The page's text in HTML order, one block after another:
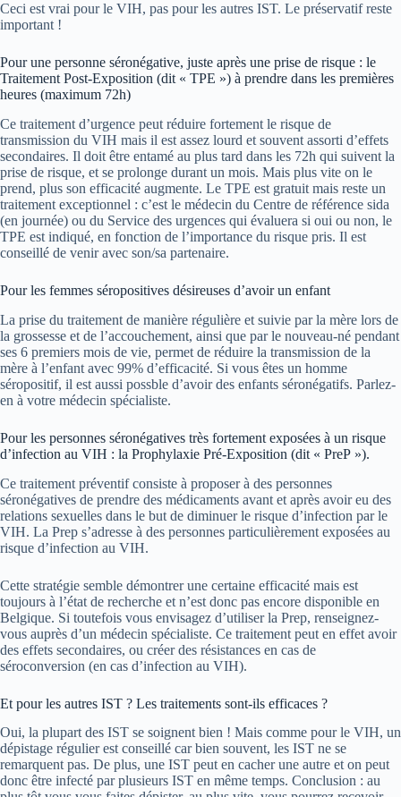
Ceci est vrai pour le VIH, pas pour les autres IST. Le préservatif reste
important !
Pour une personne séronégative, juste après une prise de risque : le
Traitement Post-Exposition (dit « TPE ») à prendre dans les premières
heures (maximum 72h)
Ce traitement d’urgence peut réduire fortement le risque de
transmission du VIH mais il est assez lourd et souvent assorti d’effets
secondaires. Il doit être entamé au plus tard dans les 72h qui suivent la
prise de risque, et se prolonge durant un mois. Mais plus vite on le
prend, plus son efficacité augmente. Le TPE est gratuit mais reste un
traitement exceptionnel : c’est le médecin du Centre de référence sida
(en journée) ou du Service des urgences qui évaluera si oui ou non, le
TPE est indiqué, en fonction de l’importance du risque pris. Il est
conseillé de venir avec son/sa partenaire.
Pour les femmes séropositives désireuses d’avoir un enfant
La prise du traitement de manière régulière et suivie par la mère lors de
la grossesse et de l’accouchement, ainsi que par le nouveau-né pendant
ses 6 premiers mois de vie, permet de réduire la transmission de la
mère à l’enfant avec 99% d’efficacité. Si vous êtes un homme
séropositif, il est aussi possble d’avoir des enfants séronégatifs. Parlez-
en à votre médecin spécialiste.
Pour les personnes séronégatives très fortement exposées à un risque
d’infection au VIH : la Prophylaxie Pré-Exposition (dit « PreP »).
Ce traitement préventif consiste à proposer à des personnes
séronégatives de prendre des médicaments avant et après avoir eu des
relations sexuelles dans le but de diminuer le risque d’infection par le
VIH. La Prep s’adresse à des personnes particulièrement exposées au
risque d’infection au VIH.
Cette stratégie semble démontrer une certaine efficacité mais est
toujours à l’état de recherche et n’est donc pas encore disponible en
Belgique. Si toutefois vous envisagez d’utiliser la Prep, renseignez-
vous auprès d’un médecin spécialiste. Ce traitement peut en effet avoir
des effets secondaires, ou créer des résistances en cas de
séroconversion (en cas d’infection au VIH).
Et pour les autres IST ? Les traitements sont-ils efficaces ?
Oui, la plupart des IST se soignent bien ! Mais comme pour le VIH, un
dépistage régulier est conseillé car bien souvent, les IST ne se
remarquent pas. De plus, une IST peut en cacher une autre et on peut
donc être infecté par plusieurs IST en même temps. Conclusion : au